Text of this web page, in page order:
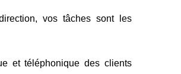
vos tâches sont les
et téléphonique des clients